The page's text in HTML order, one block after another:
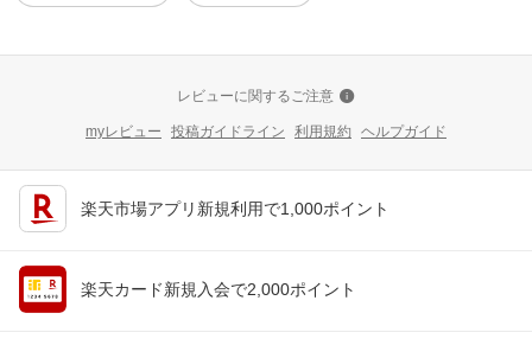
レビューに関するご注意
myレビュー 投稿ガイドライン 利用規約 ヘルプガイド
楽天市場アプリ新規利用で1,000ポイント
楽天カード新規入会で2,000ポイント